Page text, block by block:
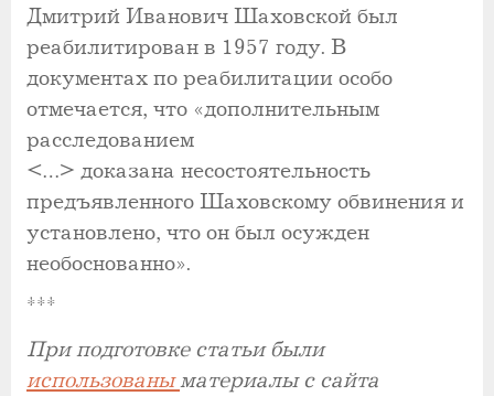
Дмитрий Иванович Шаховской был
реабилитирован в 1957 году. В
документах по реабилитации особо
отмечается, что «дополнительным
расследованием
<…> доказана несостоятельность
предъявленного Шаховскому обвинения и
установлено, что он был осужден
необоснованно».
***
При подготовке статьи были
использованыматериалы с сайта